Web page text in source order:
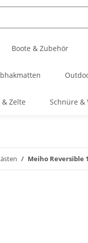
Boote & Zubehör
Zelte Schnüre &
Meiho Reversible